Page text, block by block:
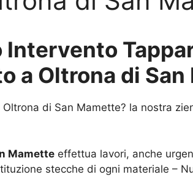
Intervento
a Oltrona di
di San Mamette? la nostra
Mamette effettua lavori, anche
stecche di ogni materiale –